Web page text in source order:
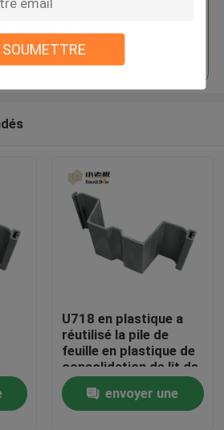
SOUMETTRE
Continuer
U718 en plastique a
réutilisé la pile de
feuille en plastique de
consolidation de lit de
rivière de
consolidation de
remblai de piles de
envoyer une